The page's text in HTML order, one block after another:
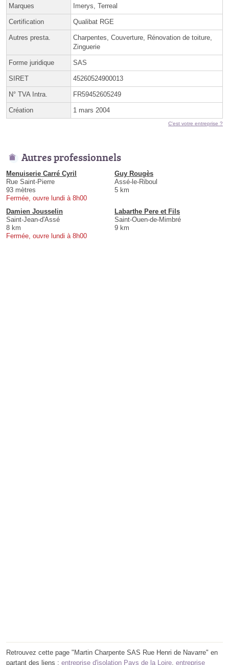
Marques Imerys, Terreal
Certification Qualibat RGE
Autres presta.
Charpentes, Couverture, Rénovation de toiture,
Zinguerie
Forme juridique SAS
SIRET 45260524900013
N° TVA Intra. FR59452605249
Création 1 mars 2004
C'est votre entreprise ?
Autres professionnels
Menuiserie Carré Cyril
Rue Saint-Pierre
93 mètres
Fermée, ouvre lundi à 8h00
Guy Rougès
Assé-le-Riboul
5 km
Damien Jousselin
Saint-Jean-d'Assé
8 km
Fermée, ouvre lundi à 8h00
Labarthe Pere et Fils
Saint-Ouen-de-Mimbré
9 km
Retrouvez cette page "Martin Charpente SAS Rue Henri de Navarre" en
partant des liens : entreprise d'isolation Pays de la Loire, entreprise